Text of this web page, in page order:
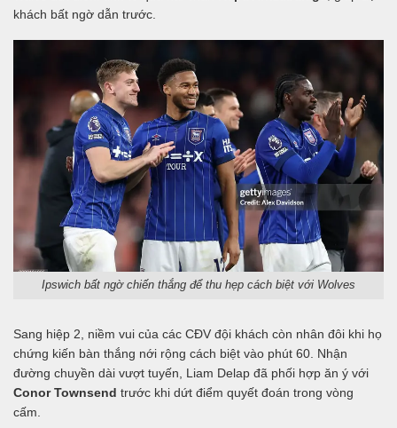
khách bất ngờ dẫn trước.
Ipswich bất ngờ chiến thắng để thu hẹp cách biệt với Wolves
Sang hiệp 2, niềm vui của các CĐV đội khách còn nhân đôi khi họ
chứng kiến bàn thắng nới rộng cách biệt vào phút 60. Nhận
đường chuyền dài vượt tuyến, Liam Delap đã phối hợp ăn ý với
Conor Townsend trước khi dứt điểm quyết đoán trong vòng
cấm.